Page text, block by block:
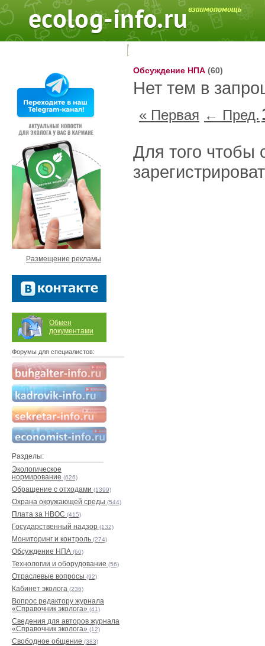
Размещение рекламы
Обмен
документами
Форумы для специалистов:
Разделы:
Экологическое
нормирование (626)
Обращение с отходами (1399)
Охрана окружающей среды (544)
Плата за НВОС (415)
Государственный надзор (132)
Мониторинг и контроль (274)
Обсуждение НПА (60)
Технологии и оборудование (56)
Отраслевые вопросы (92)
Кабинет эколога (236)
Вопрос редактору журнала
«Справочник эколога» (41)
Сведения для авторов журнала
«Справочник эколога» (12)
Свободное общение (383)
Обсуждение НПА (60)
Нет тем в
« Первая ← Пред.
Для того чтобы